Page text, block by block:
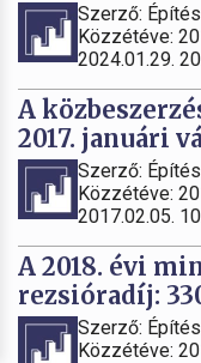
Szerző:
Közzétéve:
2024.01.29.
A
2017. januári
Szerző:
Közzétéve:
2017.02.05.
A 2018. évi
rezsióradíj:
Szerző:
Közzétéve: